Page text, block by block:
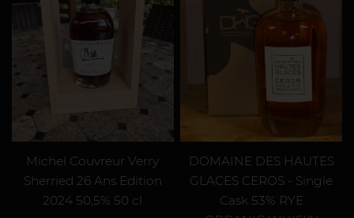
Michel Couvreur Verry
Sherried 26 Ans Edition
2024 50,5% 50 cl
DOMAINE DES HAUTES
GLACES CEROS - Single
Cask 53% RYE